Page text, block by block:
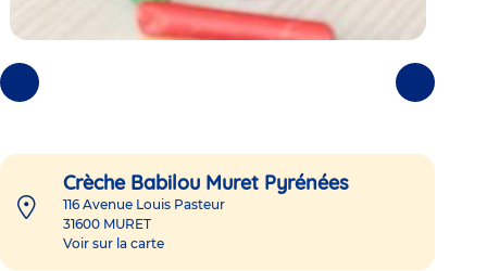
Photos
précédentes
Photos
suivantes
Crèche Babilou Muret Pyrénées
116 Avenue Louis Pasteur
31600 MURET
Voir sur la carte